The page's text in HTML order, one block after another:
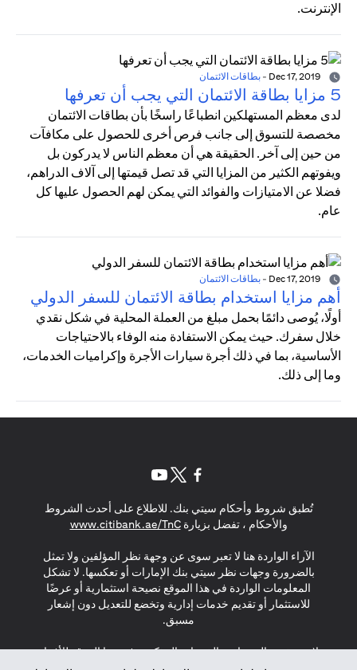
الإنترنت.
- بطاقات الائتمان
5 مزايا بطاقة الائتمان التي يجب أن تعرفها
لدى معظم المستهلكين انطباعًا راسخًا بأن بطاقات الائتمان
مخصصة للتسوق إلى جانب فرص أخرى للحصول على مكافآت
من حين إلى آخر. الحقيقة هي أن معظم الناس لا يدركون بل
ويفوتهم الكثير من المزايا التي قد تصل قيمتها إلى آلاف الدراهم،
فضلا عن الامتيازات والفوائد التي يمكن لهم الحصول عليها كل
عام.
- بطاقات الائتمان
أهم مزايا استخدام بطاقة الائتمان للسفر الدولي
أولًا، يُوصى دائمًا بحمل مبلغ من العملة المحلية في شكل نقدي
خلال سفرك. حيث يمكن الاستفادة منه الوفاء بالاحتياجات
الأساسية، بما في ذلك أجرة سيارات الأجرة وإكراميات الخدمات،
وما إلى ذلك.
تُطبق شروط وأحكام سيتي بنك. للاطلاع على أحدث الشروط
والأحكام ، تفضل بزيارةwww.citibank.ae/TnC
(opens in a new tab)
الآراء الواردة هنا لا تعبر سوى عن وجهة نظر المؤلفين ولا تمثل
بالضرورة وجهات نظر سيتي بنك الإمارات أو تعكسها. لا تشكل
المعلومات الواردة في هذا الموقع نصيحة استثمارية أو عرضًا
للاستثمار أو تقديم خدمات إدارية وتخضع للتعديل دون إشعار
مسبق.
لا يتم تقديم المنتجات والخدمات المذكورة في هذا الموقع للأفراد